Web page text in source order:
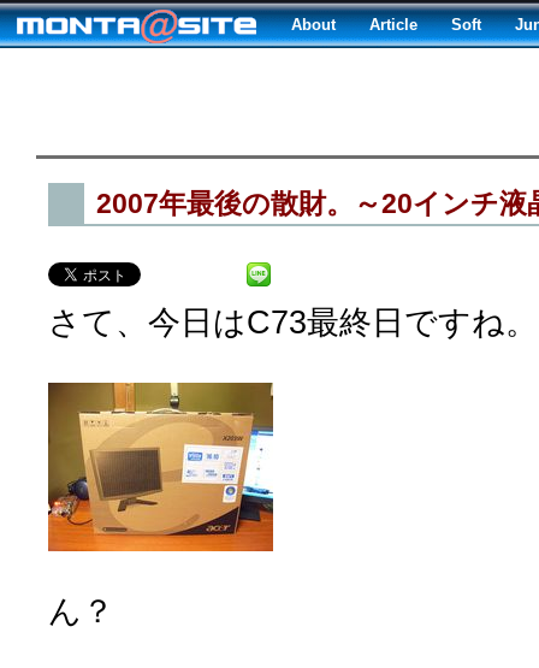
About Article Soft
2007年最後の散財。～20インチ液
さて、今日はC73最終日ですね
ん？